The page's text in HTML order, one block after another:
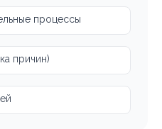
процессы
причин)